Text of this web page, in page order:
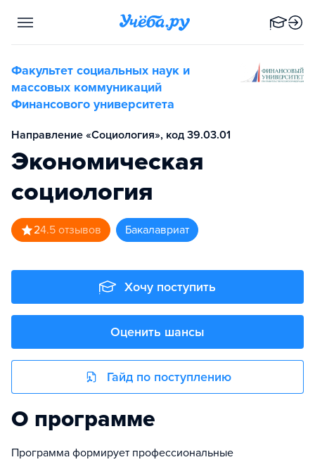
Факультет социальных наук и
массовых коммуникаций
Финансового университета
Направление «Социология», код 39.03.01
Экономическая
социология
24.5 отзывов бакалавриат
Хочу поступить
Оценить шансы
Гайд по поступлению
О программе
Программа формирует профессиональные